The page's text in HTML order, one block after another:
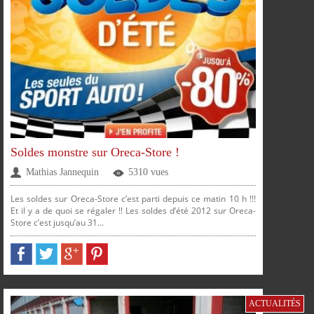
PLUS
FACEBOOKTWITTERGOOGLEPINTEREST
SUR SUR SUR SUR
Soldes monstre sur Oreca-Store !
Mathias Jannequin 5310 vues
Les soldes sur Oreca-Store c’est parti depuis ce matin 10 h !!!
Et il y a de quoi se régaler !! Les soldes d’été 2012 sur Oreca-
Store c’est jusqu’au 31...
ACTUALITÉS